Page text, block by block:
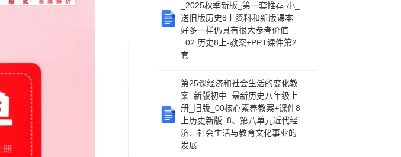
_2025秋季新版_第一套推荐-小_
送旧版历史8上资料和新版课本
好多一样仍具有很大参考价值
_02.历史8上-教案+PPT课件第2
套
第25课经济和社会生活的变化教
案_新版初中_最新历史八年级上
册_旧版_00核心素养教案+课件8
上历史新版_8、第八单元近代经
济、社会生活与教育文化事业的
发展